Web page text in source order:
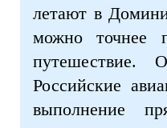
летают в
можно точнее
путешествие.
Российские
выполнение